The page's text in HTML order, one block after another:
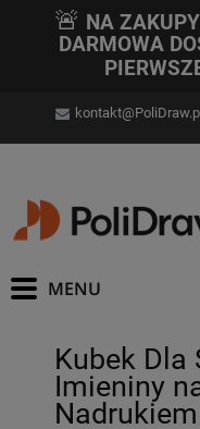
🚨 NA
DARMOWA
kontakt@PoliDraw.pl
Kubek Dla
Imieniny